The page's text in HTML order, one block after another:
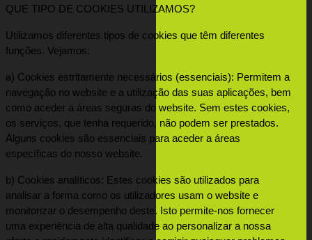
QUE TIPO DE COOKIES UTILIZAMOS?
Utilizamos diferentes tipos de cookies que têm diferentes
funções. Vejamos:
a) Cookies estritamente necessários (essenciais): Permitem a
navegação no website e a utilização das suas aplicações, bem
como aceder a áreas seguras do website. Sem estes cookies,
os serviços, que tenha requerido, não podem ser prestados.
Alguns cookies são essenciais para aceder a áreas
específicas do nosso website.
b) Cookies analíticos: Estes cookies são utilizados para
analisar a forma como os utilizadores usam o website e
monitorizar o desempenho deste. Isto permite-nos fornecer
uma experiência de alta qualidade ao personalizar a nossa